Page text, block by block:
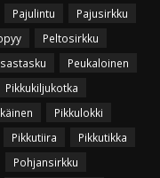
Pajulintu
Pajusirkku
Peltosirkku
Peukaloinen
Pikkukiljukotka
Pikkulokki
Pikkutiira
Pikkutikka
Pohjansirkku